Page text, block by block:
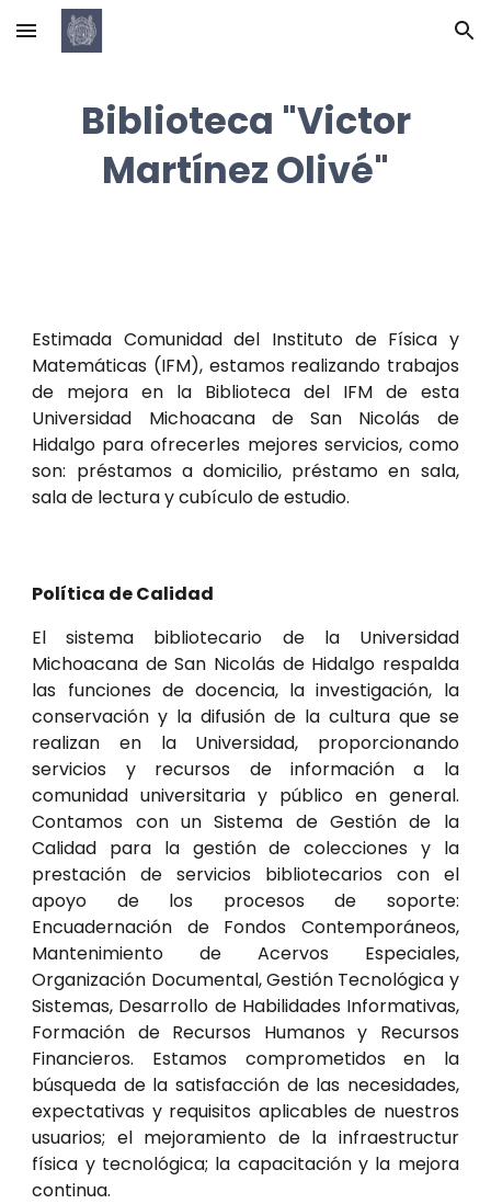
Skip to main content Skip to navigation
Biblioteca "Victor
Martínez Olivé"
Estimada Comunidad del Instituto de Física y
Matemáticas (IFM), estamos realizando trabajos
de mejora en la Biblioteca del IFM de esta
Universidad Michoacana de San Nicolás de
Hidalgo para ofrecerles mejores servicios, como
son: préstamos a domicilio, préstamo en sala,
sala de lectura y cubículo de estudio.
Política de Calidad
El sistema bibliotecario de la Universidad
Michoacana de San Nicolás de Hidalgo respalda
las funciones de docencia, la investigación, la
conservación y la difusión de la cultura que se
realizan en la Universidad, proporcionando
servicios y recursos de información a la
comunidad universitaria y público en general.
Contamos con un Sistema de Gestión de la
Calidad para la gestión de colecciones y la
prestación de servicios bibliotecarios con el
apoyo de los procesos de soporte:
Encuadernación de Fondos Contemporáneos,
Mantenimiento de Acervos Especiales,
Organización Documental, Gestión Tecnológica y
Sistemas, Desarrollo de Habilidades Informativas,
Formación de Recursos Humanos y Recursos
Financieros. Estamos comprometidos en la
búsqueda de la satisfacción de las necesidades,
expectativas y requisitos aplicables de nuestros
usuarios; el mejoramiento de la infraestructur
física y tecnológica; la capacitación y la mejora
continua.